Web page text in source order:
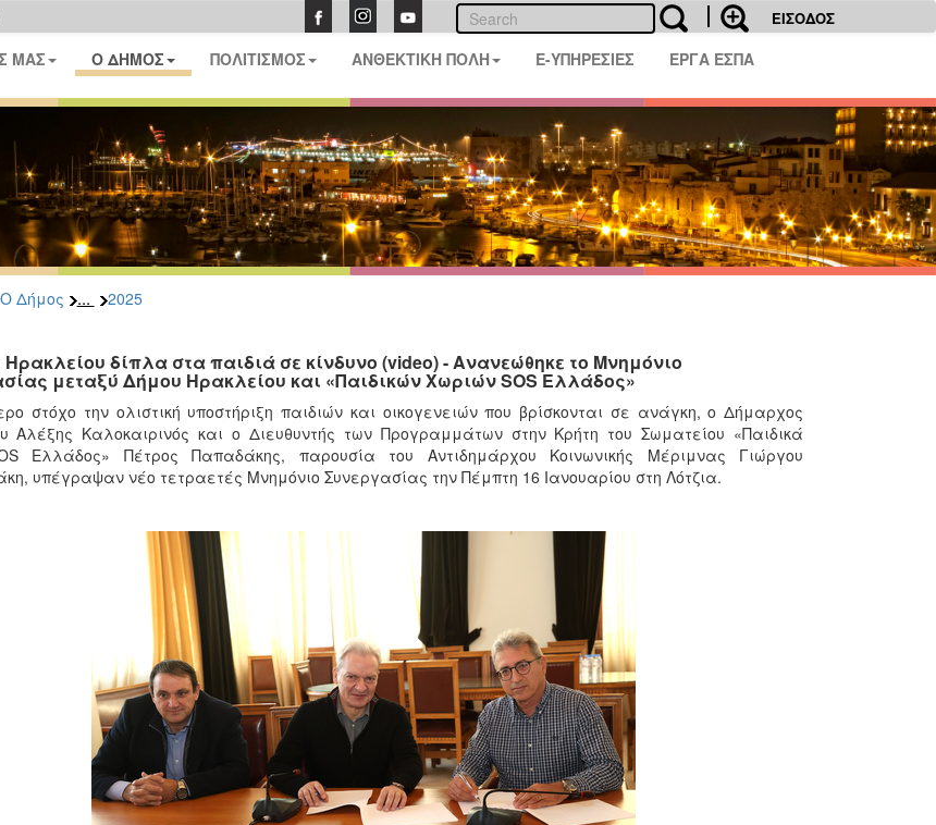
ΕΙΣΟΔΟΣ
ΜΑΣ Ο ΔΗΜΟΣ ΠΟΛΙΤΙΣΜΟΣ ΑΝΘΕΚΤΙΚΗ ΠΟΛΗ E-ΥΠΗΡΕΣΙΕΣ ΕΡΓΑ ΕΣΠΑ
Ο Δήμος ... 2025
δίπλα στα παιδιά σε κίνδυνο (video) - Ανανεώθηκε το Μνημόνιο
μεταξύ Δήμου Ηρακλείου και «Παιδικών Χωριών SOS Ελλάδος»
στόχο την ολιστική υποστήριξη παιδιών και οικογενειών που βρίσκονται σε ανάγκη, ο Δήμαρχος
Αλέξης Καλοκαιρινός και ο Διευθυντής των Προγραμμάτων στην Κρήτη του Σωματείου «Παιδικά
Ελλάδος» Πέτρος Παπαδάκης, παρουσία του Αντιδημάρχου Κοινωνικής Μέριμνας Γιώργου
υπέγραψαν νέο τετραετές Μνημόνιο Συνεργασίας την Πέμπτη 16 Ιανουαρίου στη Λότζια.